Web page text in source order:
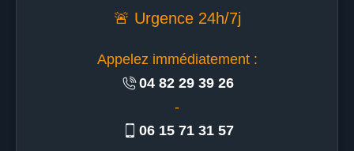
🚨 Urgence 24h/7j
Appelez immédiatement :
04 82 29 39 26
-
06 15 71 31 57